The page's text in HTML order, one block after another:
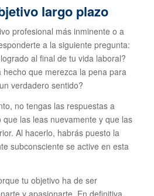
largo plazo
profesional más inminente o a
a la siguiente pregunta:
al final de tu vida laboral?
que merezca la pena para
verdadero sentido?
no tengas las respuestas a
las leas nuevamente y que las
Al hacerlo, habrás puesto la
subconsciente se active en esta
tu objetivo ha de ser